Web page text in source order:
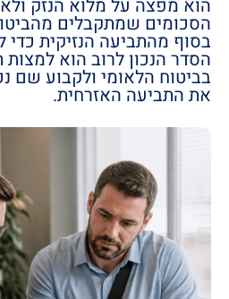
הוא מפצה על מלוא הנזק
הסכומים שמתקבלים
בסוף מהתביעה הנזיקית כדי
הסדר הנכון לרוב הוא למצות
בביטוח הלאומי ולקבוע שם
את התביעה האזרחית.